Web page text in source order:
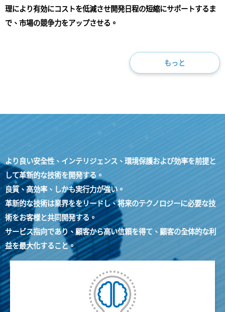
理により有効にコストを低減させ開発日程の短縮にサポートするま
で、市場の競争力をアップさせる。
もっと
より良い安全性、インテリジェンス、環境保護および効率を前提と
して革新的な技術を開発する。
良質、高効率、しかも実行力が強い。
革新的な技術は業界ををリードし、将来のテクノロジーに必要な技
術をお客様と共同開発する。
サービス指向であり、顧客から高い信頼を得て、顧客の全体的な利
益を最大化すること。